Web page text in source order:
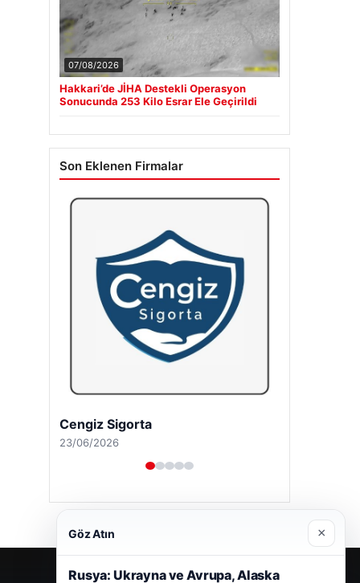
07/08/2026
Hakkari’de JİHA Destekli Operasyon
Sonucunda 253 Kilo Esrar Ele Geçirildi
Son Eklenen Firmalar
Cengiz Sigorta
23/06/2026
Göz Atın ×
Rusya: Ukrayna ve Avrupa, Alaska